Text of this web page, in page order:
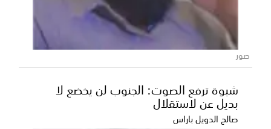
رئيس الوزراء اليمني: الدعم السعودي
المتواصل يعكس عمق الشراكة الأخوية
أكد رئيس مجلس الوزراء اليمني الدكتور شائع الزنداني، أن
المشاريع التنموية والخدمية التي تضطلع بها الم...صور
شبوة ترفع الصوت: الجنوب لن يخضع لا
بديل عن لاستقلال
صالح الدويل باراس